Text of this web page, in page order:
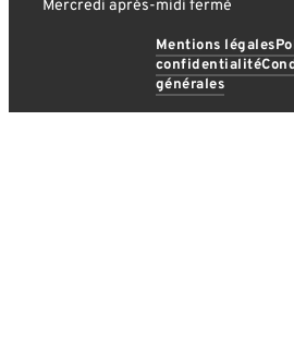
Mercredi après-midi fermé
Mentions légales
confidentialité
générales